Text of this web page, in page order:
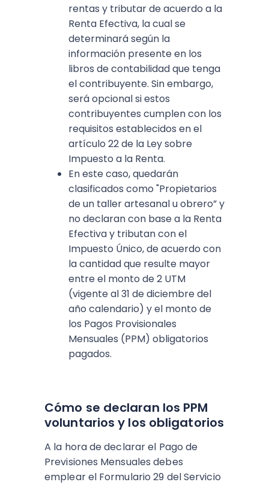
rentas y tributar de acuerdo a la
Renta Efectiva, la cual se
determinará según la
información presente en los
libros de contabilidad que tenga
el contribuyente. Sin embargo,
será opcional si estos
contribuyentes cumplen con los
requisitos establecidos en el
artículo 22 de la Ley sobre
Impuesto a la Renta.
En este caso, quedarán
clasificados como "Propietarios
de un taller artesanal u obrero” y
no declaran con base a la Renta
Efectiva y tributan con el
Impuesto Único, de acuerdo con
la cantidad que resulte mayor
entre el monto de 2 UTM
(vigente al 31 de diciembre del
año calendario) y el monto de
los Pagos Provisionales
Mensuales (PPM) obligatorios
pagados.
Cómo se declaran los PPM
voluntarios y los obligatorios
A la hora de declarar el Pago de
Previsiones Mensuales debes
emplear el Formulario 29 del Servicio